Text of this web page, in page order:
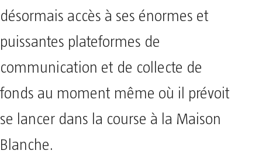
désormais accès à ses énormes et
puissantes plateformes de
communication et de collecte de
fonds au moment même où il prévoit
se lancer dans la course à la Maison
Blanche.